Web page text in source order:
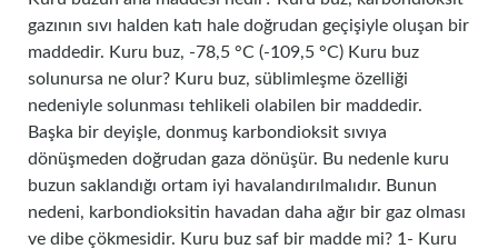
gazının sıvı halden katı hale doğrudan geçişiyle oluşan bir
maddedir. Kuru buz, -78,5 °C (-109,5 °C) Kuru buz
solunursa ne olur? Kuru buz, süblimleşme özelliği
nedeniyle solunması tehlikeli olabilen bir maddedir.
Başka bir deyişle, donmuş karbondioksit sıvıya
dönüşmeden doğrudan gaza dönüşür. Bu nedenle kuru
buzun saklandığı ortam iyi havalandırılmalıdır. Bunun
nedeni, karbondioksitin havadan daha ağır bir gaz olması
ve dibe çökmesidir. Kuru buz saf bir madde mi? 1- Kuru